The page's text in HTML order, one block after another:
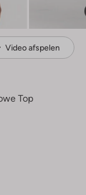
Video afspelen
Top